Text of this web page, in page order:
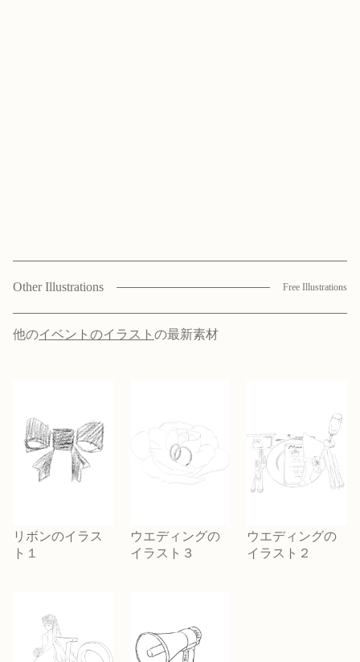
Other Illustrations Free Illustrations
他のイベントのイラスト の最新素材
リボンのイラス
ト１
ウエディングの
イラスト３
ウエディングの
イラスト２